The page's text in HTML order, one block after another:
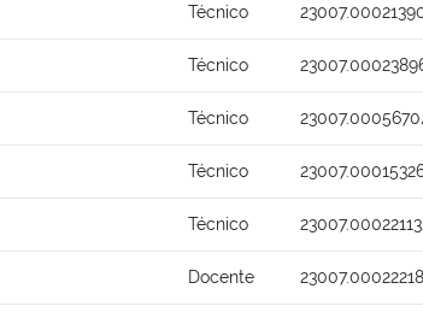
Técnico
Técnico
Técnico
Técnico
Técnico
Docente